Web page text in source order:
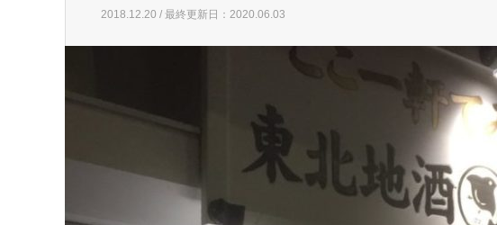
2018.12.20 / 最終更新日：2020.06.03